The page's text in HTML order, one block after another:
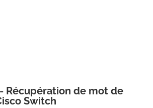
Récupération de mot de
Switch